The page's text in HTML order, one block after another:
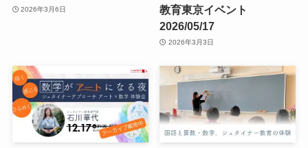
2026年3月6日
教育東京イベント
2026/05/17
2026年3月3日